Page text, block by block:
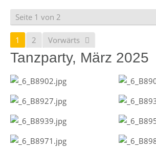
Seite 1 von 2
1 2 Vorwärts
Tanzparty, März 2025